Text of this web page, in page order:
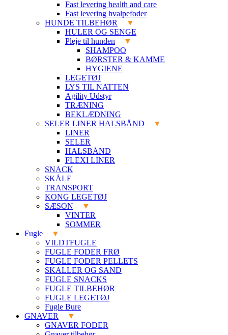
Fast levering health and care
Fast levering hvalpefoder
HUNDE TILBEHØR
HULER OG SENGE
Pleje til hunden
SHAMPOO
BØRSTER & KAMME
HYGIENE
LEGETØJ
LYS TIL NATTEN
Agility Udstyr
TRÆNING
BEKLÆDNING
SELER LINER HALSBÅND
LINER
SELER
HALSBÅND
FLEXI LINER
SNACK
SKÅLE
TRANSPORT
KONG LEGETØJ
SÆSON
VINTER
SOMMER
Fugle
VILDTFUGLE
FUGLE FODER FRØ
FUGLE FODER PELLETS
SKALLER OG SAND
FUGLE SNACKS
FUGLE TILBEHØR
FUGLE LEGETØJ
Fugle Bure
GNAVER
GNAVER FODER